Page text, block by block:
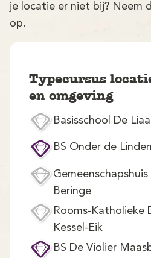
je locatie er niet bij? Neem
op.
Typecursus
en omgeving
Basisschool De
BS Onder de
Beringe
Rooms-Katholieke
Kessel-Eik
BS De Violier